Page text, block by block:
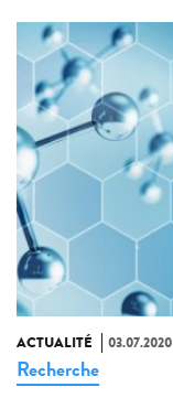
ACTUALITÉ 03.07.2020
Recherche